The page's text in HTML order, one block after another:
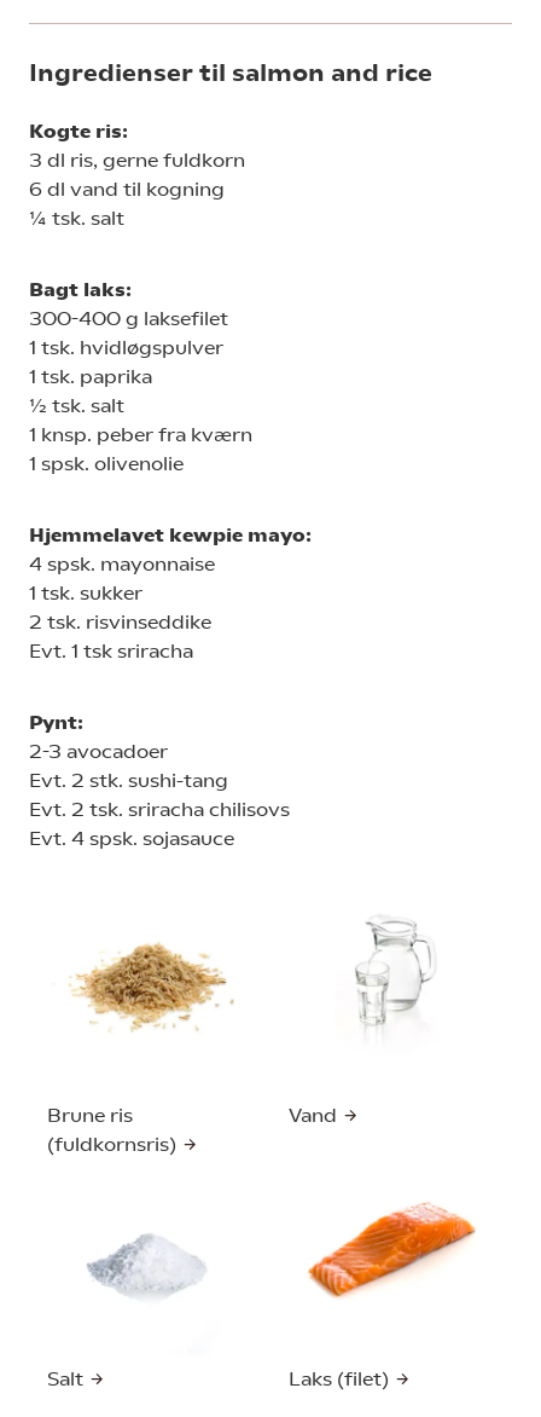
Ingredienser til salmon and rice
Kogte ris:
3 dl ris, gerne fuldkorn
6 dl vand til kogning
¼ tsk. salt
Bagt laks:
300-400 g laksefilet
1 tsk. hvidløgspulver
1 tsk. paprika
½ tsk. salt
1 knsp. peber fra kværn
1 spsk. olivenolie
Hjemmelavet kewpie mayo:
4 spsk. mayonnaise
1 tsk. sukker
2 tsk. risvinseddike
Evt. 1 tsk sriracha
Pynt:
2-3 avocadoer
Evt. 2 stk. sushi-tang
Evt. 2 tsk. sriracha chilisovs
Evt. 4 spsk. sojasauce
Brune ris
(fuldkornsris)
Vand
Salt Laks (filet)